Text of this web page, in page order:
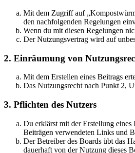
Mit dem Zugriff auf
den nachfolgenden Regelungen
Wenn du mit diesen Regelungen
Der Nutzungsvertrag wird auf
2. Einräumung von
Mit dem Erstellen eines Beitrags
Das Nutzungsrecht nach Punkt 2,
3. Pflichten des Nutzers
Du erklärst mit der Erstellung eines
Beiträgen verwendeten Links und
Der Betreiber des Boards übt das
dauerhaft von der Nutzung dieses